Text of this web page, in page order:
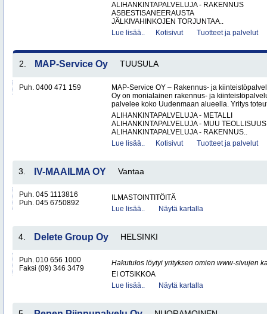
ALIHANKINTAPALVELUJA - RAKENNUS
ASBESTISANEERAUSTA
JÄLKIVAHINKOJEN TORJUNTAA..
Lue lisää..
Kotisivut Tuotteet ja palvelut
2. MAP-Service Oy TUUSULA
Puh. 0400 471 159
MAP-Service OY – Rakennus- ja
Oy on monialainen rakennus- ja
palvelee koko Uudenmaan alueella. Yritys
ALIHANKINTAPALVELUJA - METALLI
ALIHANKINTAPALVELUJA - MUU TEOLLISUUS
ALIHANKINTAPALVELUJA - RAKENNUS..
Lue lisää..
Kotisivut Tuotteet ja palvelut
3. IV-MAAILMA OY Vantaa
Puh. 045 1113816
Puh. 045 6750892
ILMASTOINTITÖITÄ
Lue lisää..
Näytä kartalla
4. Delete Group Oy HELSINKI
Puh. 010 656 1000
Faksi (09) 346 3479
Hakutulos löytyi yrityksen omien www-sivujen
EI OTSIKKOA
Lue lisää..
Näytä kartalla